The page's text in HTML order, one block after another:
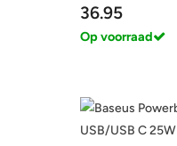
36.95
Op voorraad